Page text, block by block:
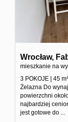
Wrocław,
mieszkanie na
3 POKOJE | 45
Żelazna Do
powierzchni
najbardziej
jest gotowe do ...